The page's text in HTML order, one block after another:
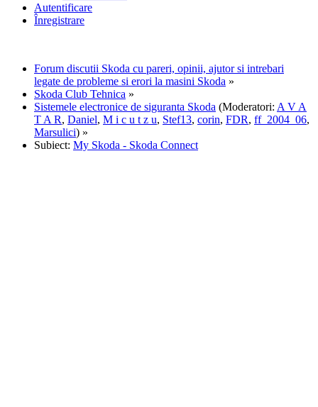
Autentificare
Înregistrare
Forum discutii Skoda cu pareri, opinii, ajutor si intrebari
legate de probleme si erori la masini Skoda »
Skoda Club Tehnica »
Sistemele electronice de siguranta Skoda (Moderatori: A V A
T A R, Daniel, M i c u t z u, Stef13, corin, FDR, ff_2004_06,
Marsulici) »
Subiect: My Skoda - Skoda Connect